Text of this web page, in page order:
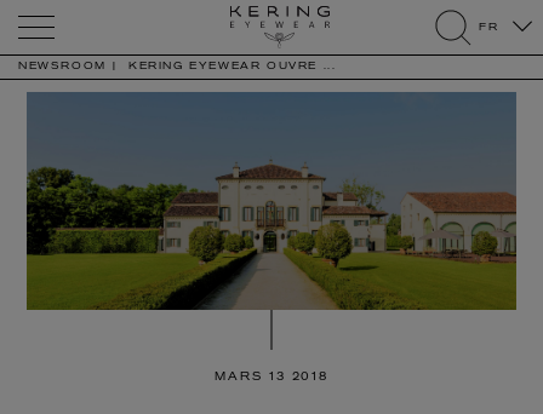
search
FR
NEWSROOM KERING EYEWEAR OUVRE ...
MARS 13 2018